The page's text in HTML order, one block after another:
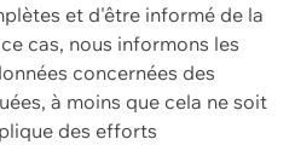
et d'être informé de la
cas, nous informons les
concernées des
à moins que cela ne soit
des efforts